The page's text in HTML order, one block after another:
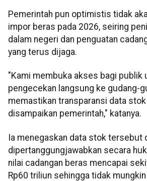
Pemerintah pun optimistis tidak
impor beras pada 2026, seiring
dalam negeri dan penguatan
yang terus dijaga.
"Kami membuka akses bagi publik
pengecekan langsung ke gudang-
memastikan transparansi data
disampaikan pemerintah," katanya.
Ia menegaskan data stok tersebut
dipertanggungjawabkan secara
nilai cadangan beras mencapai
Rp60 triliun sehingga tidak